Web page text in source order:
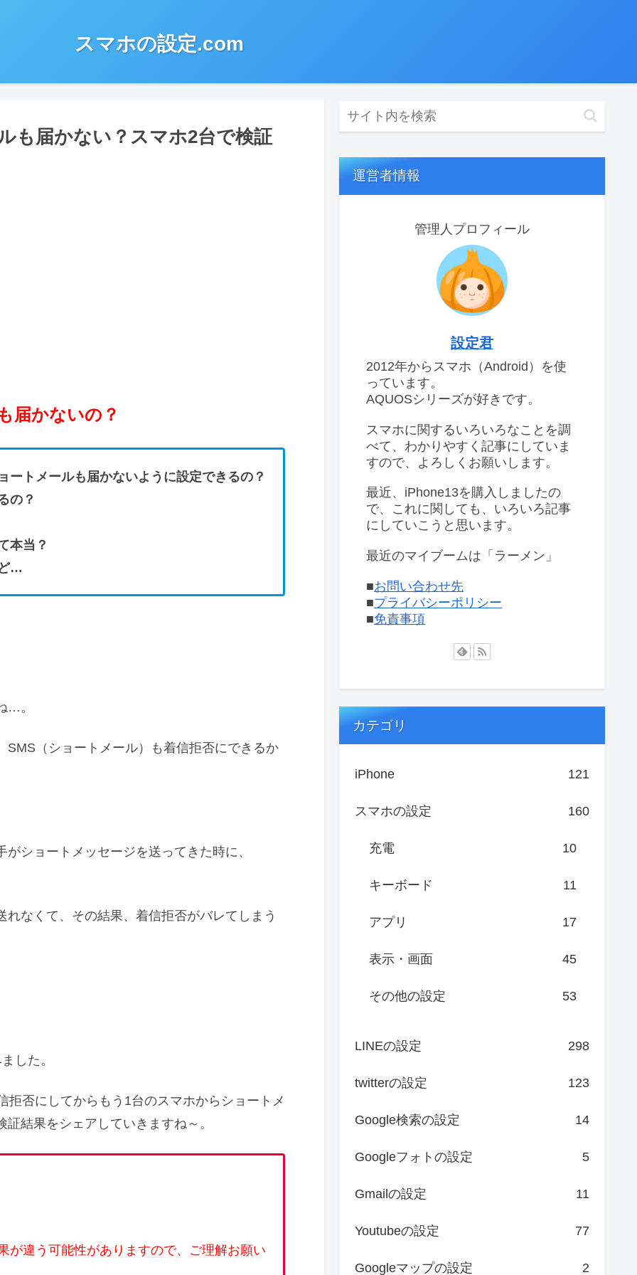
スマホの設定.com
も届かない？スマホ2台で検証
届かないの？
ートメールも届かないように設定できるの？
の？
本当？
…
…。
（ショートメール）も着信拒否にできるか
ショートメッセージを送ってきた時に、
なくて、その結果、着信拒否がバレてしまう
した。
否にしてからもう1台のスマホからショートメ
結果をシェアしていきますね～。
が違う可能性がありますので、ご理解お願い
運営者情報
管理人プロフィール
設定君
2012年からスマホ（Android）を使
っています。
AQUOSシリーズが好きです。
スマホに関するいろいろなことを調
べて、わかりやすく記事にしていま
すので、よろしくお願いします。
最近、iPhone13を購入しましたの
で、これに関しても、いろいろ記事
にしていこうと思います。
最近のマイブームは「ラーメン」
■お問い合わせ先
■プライバシーポリシー
■免責事項
カテゴリ
iPhone 121
スマホの設定 160
充電 10
キーボード 11
アプリ 17
表示・画面 45
その他の設定 53
LINEの設定 298
twitterの設定 123
Google検索の設定 14
Googleフォトの設定 5
Gmailの設定 11
Youtubeの設定 77
Googleマップの設定 2